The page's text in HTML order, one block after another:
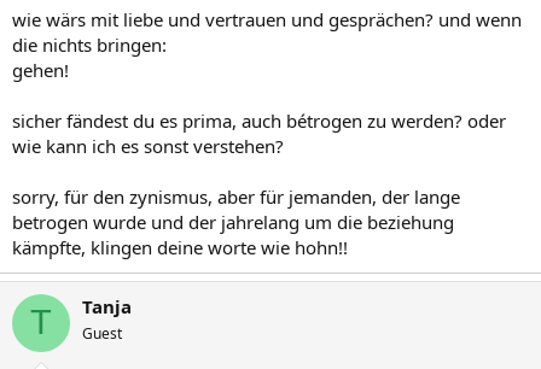
wie wärs mit liebe und vertrauen und gesprächen? und wenn
die nichts bringen:
gehen!
sicher fändest du es prima, auch bétrogen zu werden? oder
wie kann ich es sonst verstehen?
sorry, für den zynismus, aber für jemanden, der lange
betrogen wurde und der jahrelang um die beziehung
kämpfte, klingen deine worte wie hohn!!
T Tanja
Guest